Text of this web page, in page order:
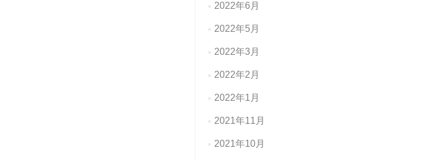
2022年6月
2022年5月
2022年3月
2022年2月
2022年1月
2021年11月
2021年10月